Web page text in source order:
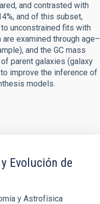
and contrasted with
and of this subset,
unconstrained fits with
examined through age–
and the GC mass
parent galaxies (galaxy
improve the inference of
models.
Evolución de
y Astrofísica